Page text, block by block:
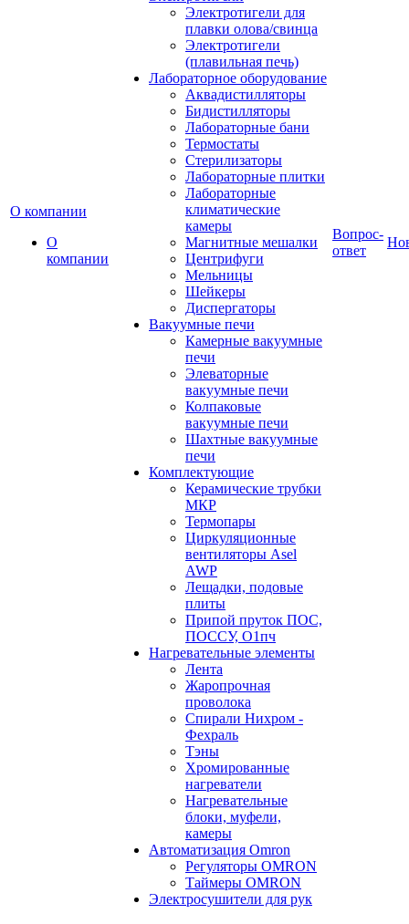
О компании
О
компании
Электротигели для
плавки олова/свинца
Электротигели
(плавильная печь)
Лабораторное оборудование
Аквадистилляторы
Бидистилляторы
Лабораторные бани
Термостаты
Стерилизаторы
Лабораторные плитки
Лабораторные
климатические
камеры
Магнитные мешалки
Центрифуги
Мельницы
Шейкеры
Диспергаторы
Вакуумные печи
Камерные вакуумные
печи
Элеваторные
вакуумные печи
Колпаковые
вакуумные печи
Шахтные вакуумные
печи
Комплектующие
Керамические трубки
МКР
Термопары
Циркуляционные
вентиляторы Asel
AWP
Лещадки, подовые
плиты
Припой пруток ПОС,
ПОССУ, О1пч
Нагревательные элементы
Лента
Жаропрочная
проволока
Спирали Нихром -
Фехраль
Тэны
Хромированные
нагреватели
Нагревательные
блоки, муфели,
камеры
Автоматизация Omron
Регуляторы OMRON
Таймеры OMRON
Электросушители для рук
Вопрос-
ответ